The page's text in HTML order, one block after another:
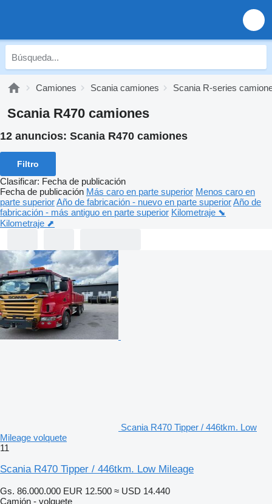
Camiones Scania camiones Scania R-series
Scania R470 camiones
12 anuncios: Scania R470 camiones
Filtro
Clasificar: Fecha de publicación
Fecha de publicación Más caro en parte superior Menos caro en
parte superiorAño de fabricación - nuevo en parte superiorAño de
fabricación - más antiguo en parte superior Kilometraje ⬊
Kilometraje ⬈
Scania R470 Tipper / 446tkm. Low
Mileage volquete
11
Scania R470 Tipper / 446tkm. Low Mileage
Gs. 86.000.000 EUR 12.500 ≈ USD 14.440
Camión - volquete